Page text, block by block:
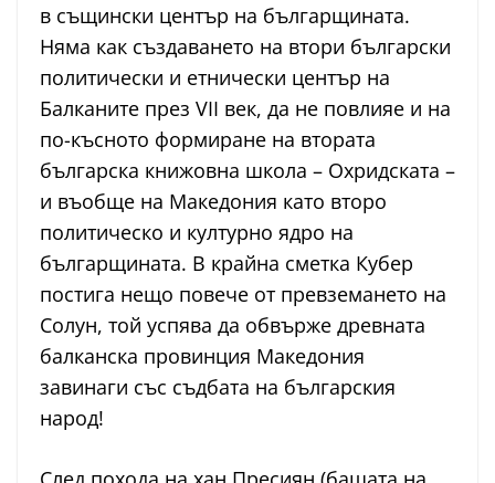
в същински център на българщината.
Няма как създаването на втори български
политически и етнически център на
Балканите през VII век, да не повлияе и на
по-късното формиране на втората
българска книжовна школа – Охридската –
и въобще на Македония като второ
политическо и културно ядро на
българщината. В крайна сметка Кубер
постига нещо повече от превземането на
Солун, той успява да обвърже древната
балканска провинция Македония
завинаги със съдбата на българския
народ!